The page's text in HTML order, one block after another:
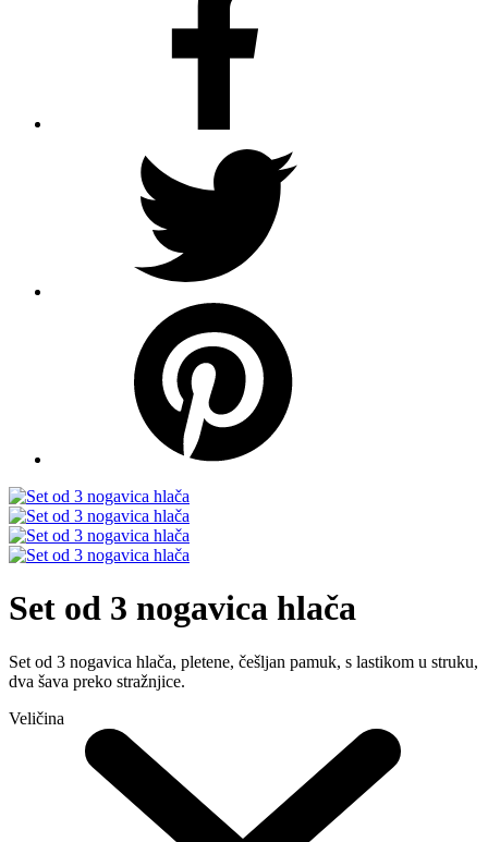
Set od 3 nogavica hlača
Set od 3 nogavica hlača, pletene, češljan pamuk, s lastikom u struku,
dva šava preko stražnjice.
Veličina